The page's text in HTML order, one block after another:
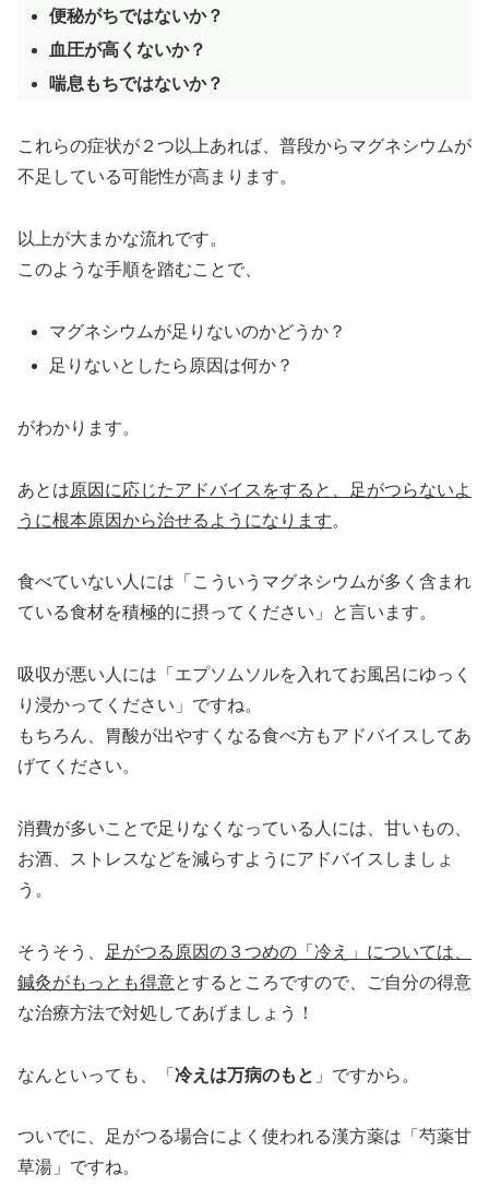
便秘がちではないか？
血圧が高くないか？
喘息もちではないか？
これらの症状が２つ以上あれば、普段からマグネシウムが
不足している可能性が高まります。
以上が大まかな流れです。
このような手順を踏むことで、
マグネシウムが足りないのかどうか？
足りないとしたら原因は何か？
がわかります。
あとは原因に応じたアドバイスをすると、足がつらないよ
うに根本原因から治せるようになります。
食べていない人には「こういうマグネシウムが多く含まれ
ている食材を積極的に摂ってください」と言います。
吸収が悪い人には「エプソムソルを入れてお風呂にゆっく
り浸かってください」ですね。
もちろん、胃酸が出やすくなる食べ方もアドバイスしてあ
げてください。
消費が多いことで足りなくなっている人には、甘いもの、
お酒、ストレスなどを減らすようにアドバイスしましょ
う。
そうそう、
足がつる原因の３つめの「冷え」については、
鍼灸がもっとも得意とするところですので、ご自分の得意
な治療方法で対処してあげましょう！
なんといっても、「 冷えは万病のもと 」ですから。
ついでに、足がつる場合によく使われる漢方薬は「芍薬甘
草湯」ですね。